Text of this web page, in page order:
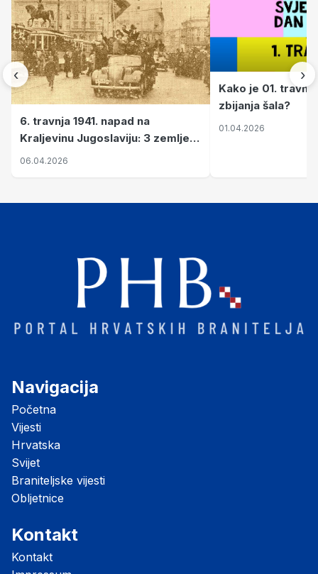
‹
6. travnja 1941. napad na
Kraljevinu Jugoslaviju: 3 zemlje
nastale njenim raspadom
06.04.2026
Kako je 01.
zbijanja šala?
01.04.2026
›
Navigacija
Početna
Vijesti
Hrvatska
Svijet
Braniteljske vijesti
Obljetnice
Kontakt
Kontakt